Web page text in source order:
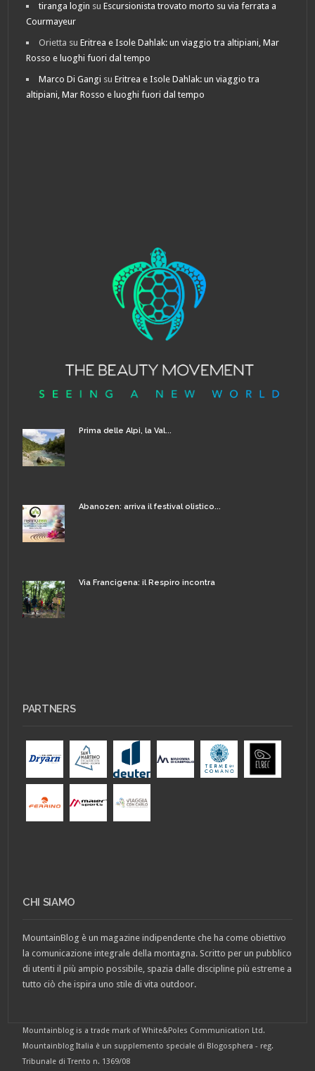
tiranga login suEscursionista trovato morto su via ferrata a
Courmayeur
Orietta suEritrea e Isole Dahlak: un viaggio tra altipiani, Mar
Rosso e luoghi fuori dal tempo
Marco Di Gangi suEritrea e Isole Dahlak: un viaggio tra
altipiani, Mar Rosso e luoghi fuori dal tempo
Prima delle Alpi, la Val...
Abanozen: arriva il festival olistico...
Via Francigena: il Respiro incontra
PARTNERS
CHI SIAMO
MountainBlog è un magazine indipendente che ha come obiettivo
la comunicazione integrale della montagna. Scritto per un pubblico
di utenti il più ampio possibile, spazia dalle discipline più estreme a
tutto ciò che ispira uno stile di vita outdoor.
Mountainblog is a trade mark of White&Poles Communication Ltd.
Mountainblog Italia è un supplemento speciale di Blogosphera - reg.
Tribunale di Trento n. 1369/08